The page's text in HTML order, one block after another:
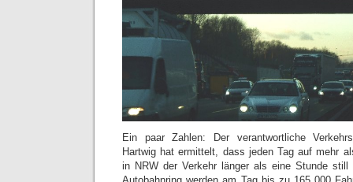
Ein paar Zahlen: Der verantwortliche
Hartwig hat ermittelt, dass jeden Tag auf mehr
in NRW der Verkehr länger als eine Stunde